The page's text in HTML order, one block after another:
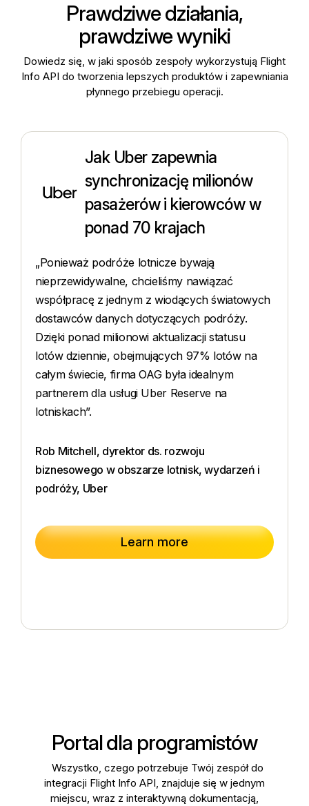
Prawdziwe działania,
prawdziwe wyniki
Dowiedz się, w jaki sposób zespoły wykorzystują Flight
Info API do tworzenia lepszych produktów i zapewniania
płynnego przebiegu operacji.
Jak Uber zapewnia
synchronizację milionów
pasażerów i kierowców w
ponad 70 krajach
„Ponieważ podróże lotnicze bywają
nieprzewidywalne, chcieliśmy nawiązać
współpracę z jednym z wiodących światowych
dostawców danych dotyczących podróży.
Dzięki ponad milionowi aktualizacji statusu
lotów dziennie, obejmujących 97% lotów na
całym świecie, firma OAG była idealnym
partnerem dla usługi Uber Reserve na
lotniskach”.
Rob Mitchell, dyrektor ds. rozwoju
biznesowego w obszarze lotnisk, wydarzeń i
podróży, Uber
Learn more
Portal dla programistów
Wszystko, czego potrzebuje Twój zespół do
integracji Flight Info API, znajduje się w jednym
miejscu, wraz z interaktywną dokumentacją,